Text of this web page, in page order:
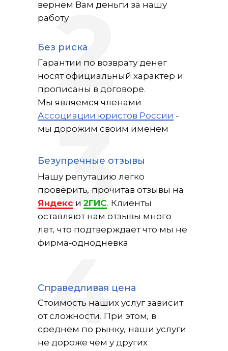
3
2
Без риска
Безупречные отзывы
вернем Вам деньги за нашу
работу
Гарантии по возврату денег
носят официальный характер и
прописаны в договоре.
Мы являемся членами
Ассоциации юристов России -
мы дорожим своим именем
Нашу репутацию легко
проверить, прочитав отзывы на
Яндекс и 2ГИС . Клиенты
оставляют нам отзывы много
лет, что подтверждает что мы не
фирма-однодневка
4
Справедливая цена
Стоимость наших услуг зависит
от сложности. При этом, в
среднем по рынку, наши услуги
не дороже чем у других